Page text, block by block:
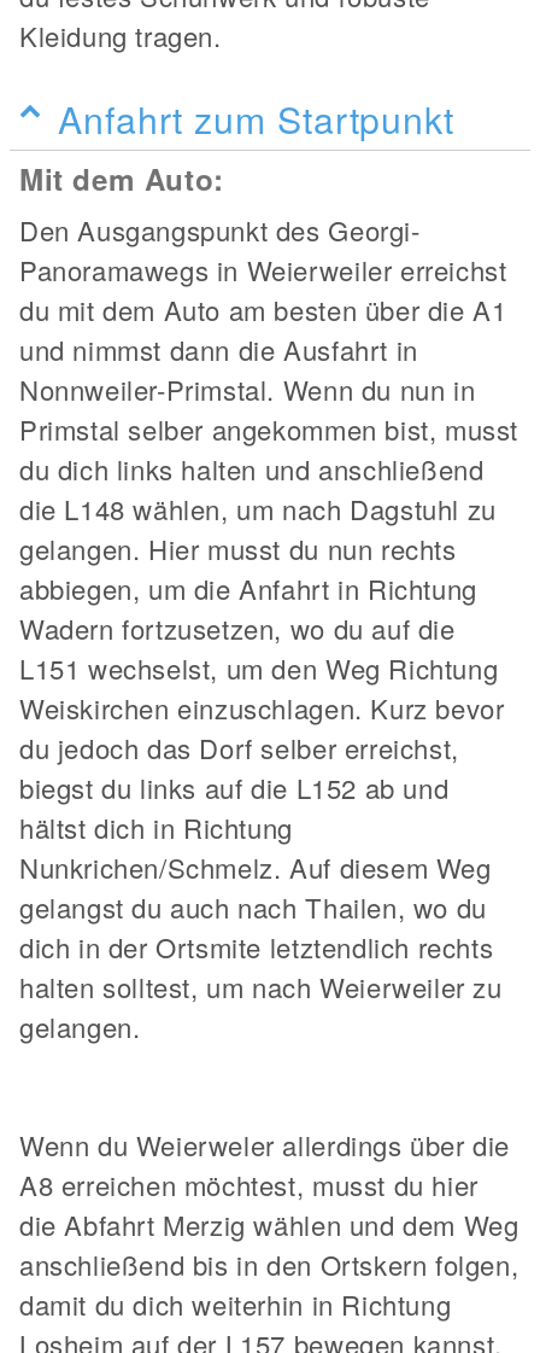
Kleidung tragen.
Anfahrt zum Startpunkt
Mit dem Auto:
Den Ausgangspunkt des Georgi-
Panoramawegs in Weierweiler erreichst
du mit dem Auto am besten über die A1
und nimmst dann die Ausfahrt in
Nonnweiler-Primstal. Wenn du nun in
Primstal selber angekommen bist, musst
du dich links halten und anschließend
die L148 wählen, um nach Dagstuhl zu
gelangen. Hier musst du nun rechts
abbiegen, um die Anfahrt in Richtung
Wadern fortzusetzen, wo du auf die
L151 wechselst, um den Weg Richtung
Weiskirchen einzuschlagen. Kurz bevor
du jedoch das Dorf selber erreichst,
biegst du links auf die L152 ab und
hältst dich in Richtung
Nunkrichen/Schmelz. Auf diesem Weg
gelangst du auch nach Thailen, wo du
dich in der Ortsmite letztendlich rechts
halten solltest, um nach Weierweiler zu
gelangen.
Wenn du Weierweler allerdings über die
A8 erreichen möchtest, musst du hier
die Abfahrt Merzig wählen und dem Weg
anschließend bis in den Ortskern folgen,
damit du dich weiterhin in Richtung
Losheim auf der L157 bewegen kannst.